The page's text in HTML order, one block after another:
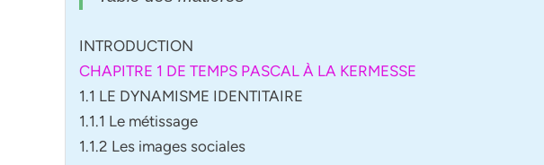
INTRODUCTION
CHAPITRE 1 DE TEMPS PASCAL À LA KERMESSE
1.1 LE DYNAMISME IDENTITAIRE
1.1.1 Le métissage
1.1.2 Les images sociales